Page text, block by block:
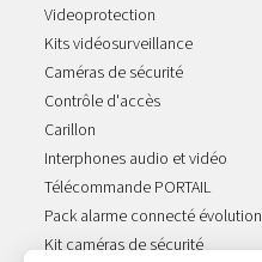
Videoprotection
Kits vidéosurveillance
Caméras de sécurité
Contrôle d'accès
Carillon
Interphones audio et vidéo
Télécommande PORTAIL
Pack alarme connecté évolution
Kit caméras de sécurité